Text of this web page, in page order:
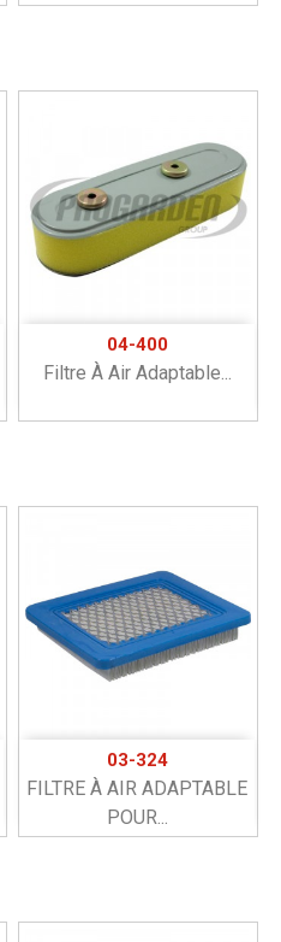
04-400
Filtre À Air Adaptable...
03-324
FILTRE À AIR ADAPTABLE
POUR...